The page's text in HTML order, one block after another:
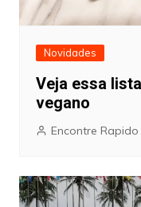
Novidades
Veja essa
vegano
Encontre Rapido